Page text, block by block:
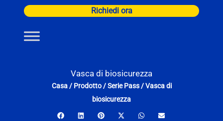
contenuto
Richiedi ora
Vasca di biosicurezza
Casa/ Prodotto/Serie Pass/Vasca di
biosicurezza